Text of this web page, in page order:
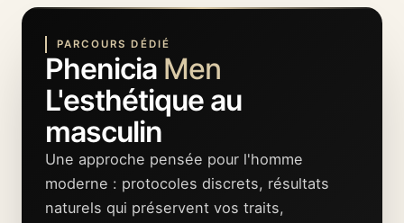
PARCOURS DÉDIÉ
Phenicia Men
L'esthétique au
masculin
Une approche pensée pour l'homme
moderne : protocoles discrets, résultats
naturels qui préservent vos traits,